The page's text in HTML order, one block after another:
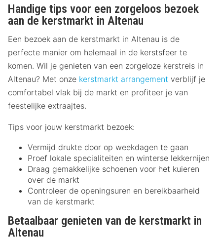
Handige tips voor een zorgeloos bezoek
aan de kerstmarkt in Altenau
Een bezoek aan de kerstmarkt in Altenau is de
perfecte manier om helemaal in de kerstsfeer te
komen. Wil je genieten van een zorgeloze kerstreis in
Altenau? Met onze kerstmarkt arrangement verblijf je
comfortabel vlak bij de markt en profiteer je van
feestelijke extraajtes.
Tips voor jouw kerstmarkt bezoek:
Vermijd drukte door op weekdagen te gaan
Proef lokale specialiteiten en winterse lekkernijen
Draag gemakkelijke schoenen voor het kuieren
over de markt
Controleer de openingsuren en bereikbaarheid
van de kerstmarkt
Betaalbaar genieten van de kerstmarkt in
Altenau